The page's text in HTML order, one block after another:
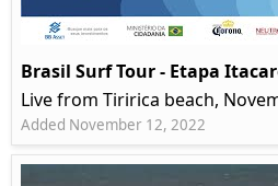
Brasil Surf Tour - Etapa
Live from Tiririca beach,
Added November 12, 2022